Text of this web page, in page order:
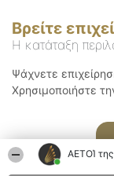
ΑΕΤΟΊ
Βρείτε
Η κατάταξη
Ψάχνετε
Χρησιμοποιήστε